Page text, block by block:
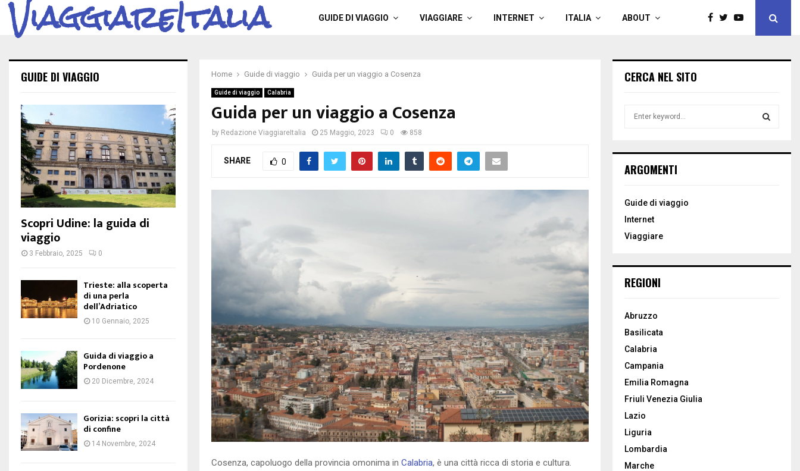
ViaggiareItalia GUIDE DI VIAGGIO VIAGGIARE INTERNET ITALIA ABOUT
Home Guide di viaggio Guida per un viaggio a Cosenza
Guide di viaggio Calabria
Guida per un viaggio a Cosenza
by Redazione ViaggiareItalia 25 Maggio, 2023 0 858
SHARE 0
Cosenza, capoluogo della provincia omonima in Calabria, è una città ricca di storia e cultura.
GUIDE DI VIAGGIO
Scopri Udine: la guida di
viaggio
3 Febbraio, 2025 0
Trieste: alla scoperta
di una perla
dell’Adriatico
10 Gennaio, 2025
Guida di viaggio a
Pordenone
20 Dicembre, 2024
Gorizia: scopri la città
di confine
14 Novembre, 2024
CERCA NEL SITO
h
o
:
ARGOMENTI
Guide di viaggio
Internet
Viaggiare
REGIONI
Abruzzo
Basilicata
Calabria
Campania
Emilia Romagna
Friuli Venezia Giulia
Lazio
Liguria
Lombardia
Marche